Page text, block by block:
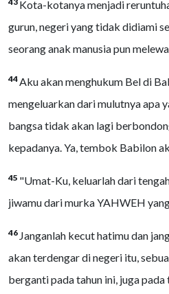
Kota-kotanya menjadi
gurun, negeri yang tidak didiami
seorang anak manusia pun
44Aku akan menghukum Bel di
mengeluarkan dari mulutnya apa
bangsa tidak akan lagi
kepadanya. Ya, tembok Babilon
45 "Umat-Ku, keluarlah dari
jiwamu dari murka YAHWEH
46 Janganlah kecut hatimu dan
akan terdengar di negeri itu,
berganti pada tahun ini, juga